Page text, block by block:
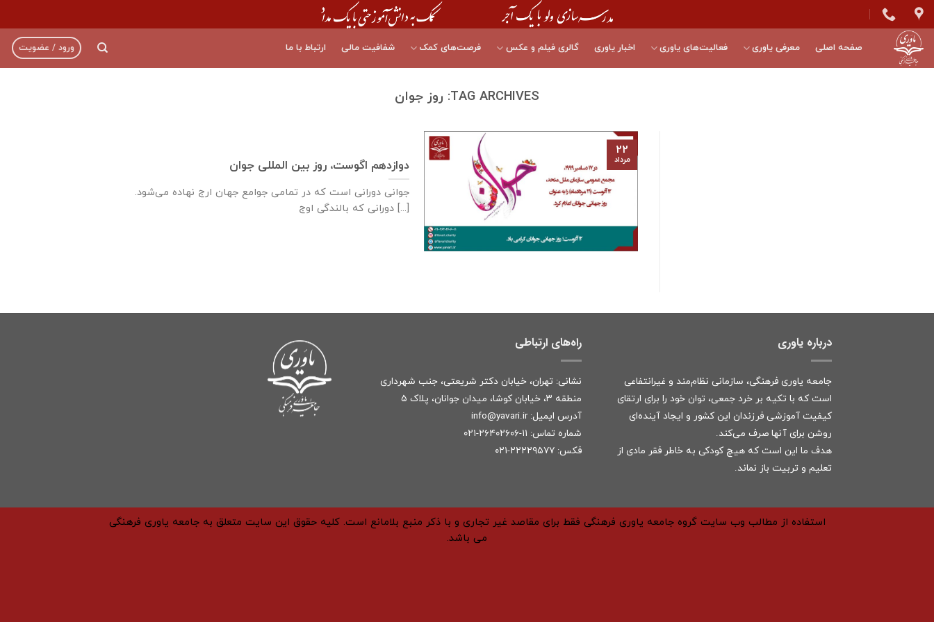
Skip
to
content
صفحه اصلی معرفی یاوری فعالیت‌های یاوری اخبار یاوری گالری فیلم و عکس فرصت‌های کمک شفافیت مالی ارتباط با ما ورود / عضویت
TAG ARCHIVES: روز جوان
دوازدهم اگوست، روز بین المللی جوان
جوانی دورانی است که در تمامی جوامع جهان ارج نهاده می‌شود.
دورانی که بالندگی اوج [...]
۲۲
مرداد
درباره یاوری
جامعه یاوری فرهنگی، سازمانی نظام‌مند و غیرانتفاعی
است که با تکیه بر خرد جمعی، توان خود را برای ارتقای
کیفیت آموزشی فرزندان این کشور و ایجاد آینده‌ای
روشن برای آنها صرف می‌کند.
هدف ما این است که هیچ کودکی به خاطر فقر مادی از
تعلیم و تربیت باز نماند.
راه‌های ارتباطی
نشانی: تهران، خیابان دکتر شریعتی، جنب شهرداری
منطقه ۳، خیابان کوشا، میدان جوانان، پلاک ۵
آدرس ایمیل: info@yavari.ir
شماره تماس: ۱۱-۲۶۴۰۲۶۰۶-۰۲۱
فکس: ۲۲۲۲۹۵۷۷-۰۲۱
استفاده از مطالب وب سایت گروه جامعه یاوری فرهنگی فقط برای مقاصد غیر تجاری و با ذکر منبع بلامانع است. کلیه حقوق این سایت متعلق به جامعه یاوری فرهنگی
می باشد.